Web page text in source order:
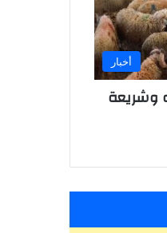
أخبار
وشريعة